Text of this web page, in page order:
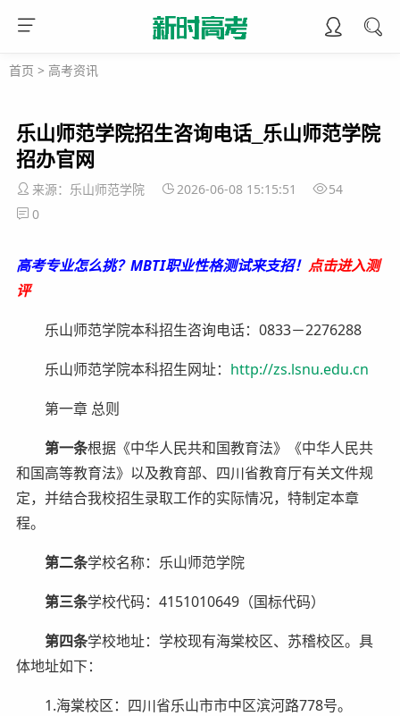
首页 > 高考资讯
乐山师范学院招生咨询电话_乐山师范学院
招办官网
来源：乐山师范学院 2026-06-08 15:15:51
54
0
高考专业怎么挑？MBTI职业性格测试来支招！ 点击进入测
评
乐山师范学院本科招生咨询电话：0833－2276288
乐山师范学院本科招生网址： http://zs.lsnu.edu.cn
第一章 总则
第一条根据《中华人民共和国教育法》《中华人民共
和国高等教育法》以及教育部、四川省教育厅有关文件规
定，并结合我校招生录取工作的实际情况，特制定本章
程。
第二条学校名称：乐山师范学院
第三条学校代码：4151010649（国标代码）
第四条学校地址：学校现有海棠校区、苏稽校区。具
体地址如下：
1.海棠校区：四川省乐山市市中区滨河路778号。